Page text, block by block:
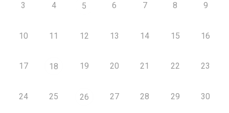
3 4 5 6 7 8 9
10 11 12 13 14 15 16
17 18 19 20 21 22 23
24 25 26 27 28 29 30